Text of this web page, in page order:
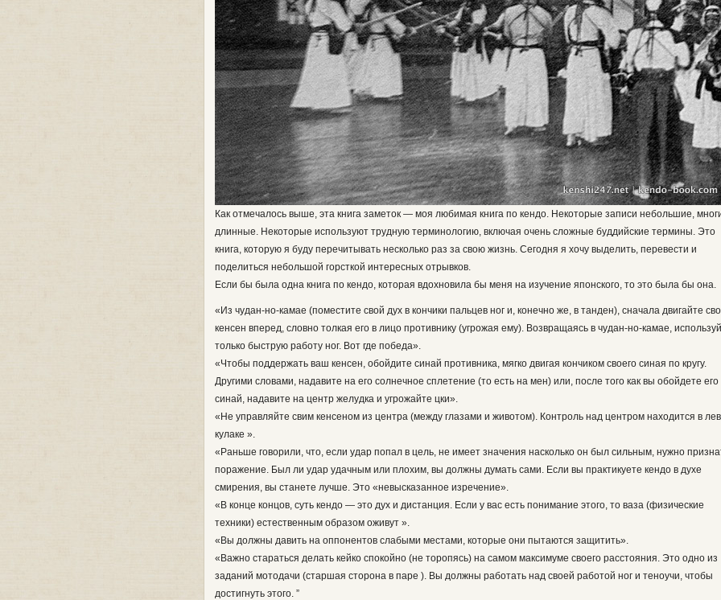
Как отмечалось выше, эта книга заметок — моя любимая книга по кендо. Некоторые записи небольшие,
длинные. Некоторые используют трудную терминологию, включая очень сложные буддийские термины. Это
книга, которую я буду перечитывать несколько раз за свою жизнь. Сегодня я хочу выделить, перевести и
поделиться небольшой горсткой интересных отрывков.
Если бы была одна книга по кендо, которая вдохновила бы меня на изучение японского, то это была бы она.
«Из чудан-но-камае (поместите свой дух в кончики пальцев ног и, конечно же, в танден), сначала двигайте
кенсен вперед, словно толкая его в лицо противнику (угрожая ему). Возвращаясь в чудан-но-камае,
только быструю работу ног. Вот где победа».
«Чтобы поддержать ваш кенсен, обойдите синай противника, мягко двигая кончиком своего синая по кругу.
Другими словами, надавите на его солнечное сплетение (то есть на мен) или, после того как вы обойдете его
синай, надавите на центр желудка и угрожайте цки».
«Не управляйте свим кенсеном из центра (между глазами и животом). Контроль над центром находится в
кулаке ».
«Раньше говорили, что, если удар попал в цель, не имеет значения насколько он был сильным, нужно
поражение. Был ли удар удачным или плохим, вы должны думать сами. Если вы практикуете кендо в духе
смирения, вы станете лучше. Это «невысказанное изречение».
«В конце концов, суть кендо — это дух и дистанция. Если у вас есть понимание этого, то ваза (физические
техники) естественным образом оживут ».
«Вы должны давить на оппонентов слабыми местами, которые они пытаются защитить».
«Важно стараться делать кейко спокойно (не торопясь) на самом максимуме своего расстояния. Это одно из
заданий мотодачи (старшая сторона в паре ). Вы должны работать над своей работой ног и теноучи, чтобы
достигнуть этого. ”